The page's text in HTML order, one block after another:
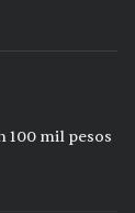
100 mil pesos